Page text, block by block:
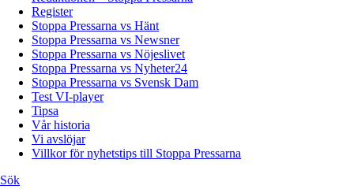
Register
Stoppa Pressarna vs Hänt
Stoppa Pressarna vs Newsner
Stoppa Pressarna vs Nöjeslivet
Stoppa Pressarna vs Nyheter24
Stoppa Pressarna vs Svensk Dam
Test VI-player
Tipsa
Vår historia
Vi avslöjar
Villkor för nyhetstips till Stoppa Pressarna
Sök